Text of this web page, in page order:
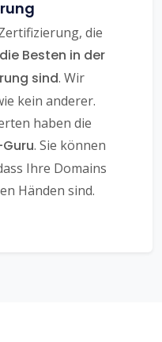
die
Besten in der
sind. Wir
kein anderer.
haben die
. Sie können
Ihre Domains
Händen sind.